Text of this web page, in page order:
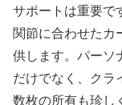
サポートは重要で
関節に合わせたカ
供します。パーソ
だけでなく、クラ
数枚の所有も珍し